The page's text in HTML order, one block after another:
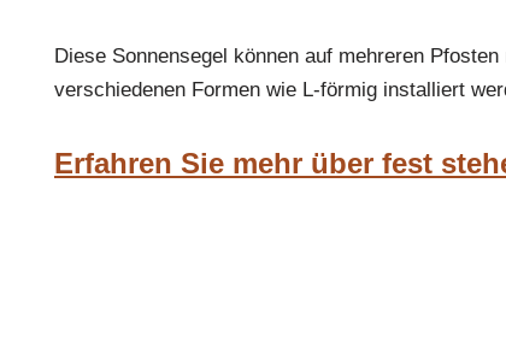
Diese Sonnensegel können auf mehreren
verschiedenen Formen wie L-förmig installiert
Erfahren Sie mehr über fest